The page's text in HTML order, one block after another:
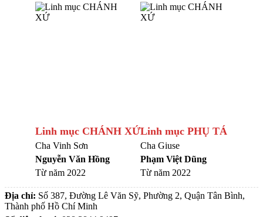
Linh mục CHÁNH XỨ
Cha Vinh Sơn
Nguyễn Văn Hồng
Từ năm 2022
Linh mục PHỤ TÁ
Cha Giuse
Phạm Việt Dũng
Từ năm 2022
Địa chỉ: Số 387, Đường Lê Văn Sỹ, Phường 2, Quận Tân Bình,
Thành phố Hồ Chí Minh